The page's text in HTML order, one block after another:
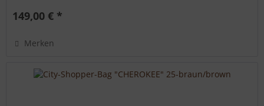
149,00 € *
Merken